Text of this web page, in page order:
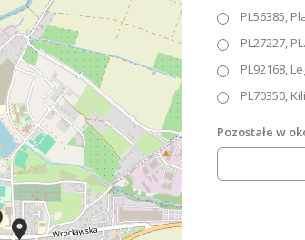
PL56385,
PL27227,
PL92168,
PL70350,
Pozostałe w